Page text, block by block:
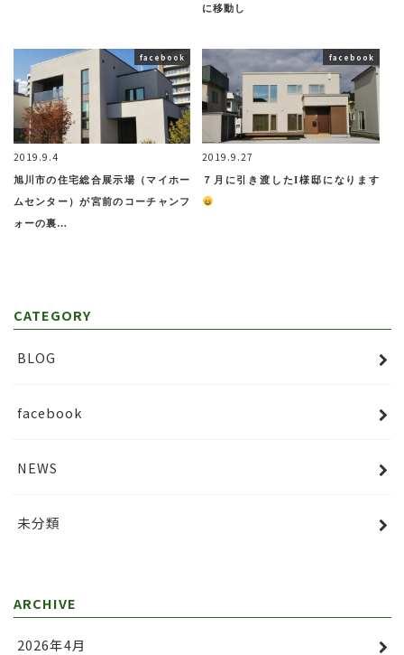
に移動し
facebook
2019.9.4
旭川市の住宅総合展示場（マイホー
ムセンター）が宮前のコーチャンフ
ォーの裏…
facebook
2019.9.27
７月に引き渡したI様邸になります
CATEGORY
BLOG
facebook
NEWS
未分類
ARCHIVE
2026年4月